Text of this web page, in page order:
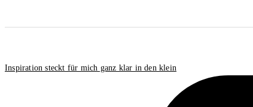
Inspiration steckt für mich ganz klar in den klein